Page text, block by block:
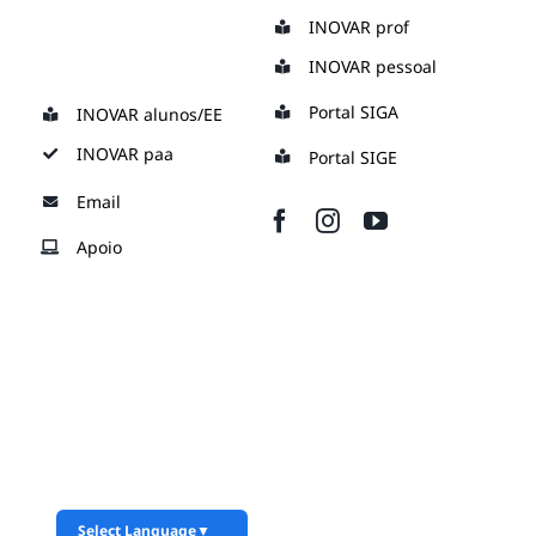
content
INOVAR prof
INOVAR pessoal
INOVAR alunos/EE
INOVAR paa
Portal SIGA
Portal SIGE
Email
Apoio
Select Language▼